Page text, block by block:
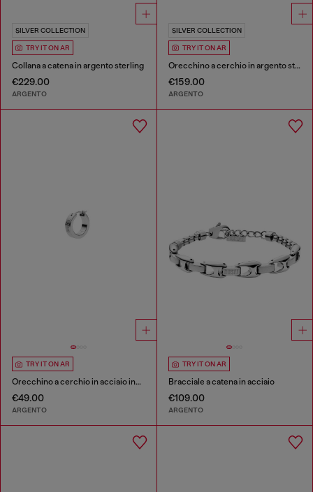
SILVER COLLECTION
TRY IT ON AR
Collana a catena in argento sterling
€229.00
ARGENTO
SILVER COLLECTION
TRY IT ON AR
Orecchino a cerchio in argento sterling
€159.00
ARGENTO
TRY IT ON AR
Orecchino a cerchio in acciaio inossidabile
€49.00
ARGENTO
TRY IT ON AR
Bracciale a catena in acciaio
€109.00
ARGENTO